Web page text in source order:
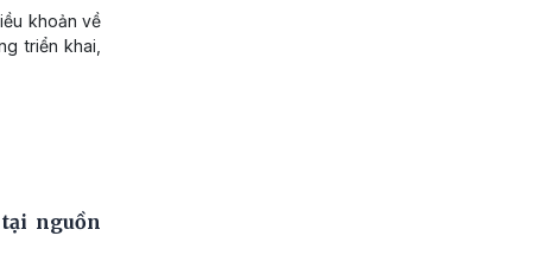
khoản về
triển khai,
nguồn